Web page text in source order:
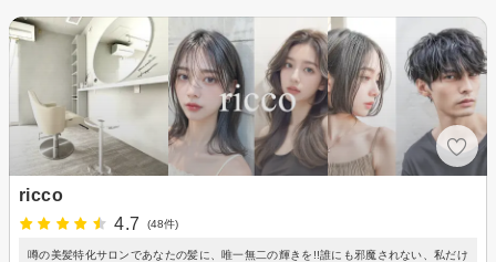
ricco
4.7
(48件)
噂の美髪特化サロンであなたの髪に、唯一無二の輝きを!!誰にも邪魔されない、私だけ